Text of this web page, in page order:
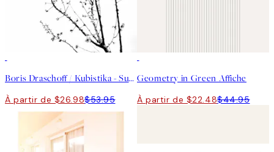
Boris Draschoff / Kubistika - Sunshine of My Life Affiche
À partir de $26.98$53.95
Geometry in Green Affiche
À partir de $22.48$44.95